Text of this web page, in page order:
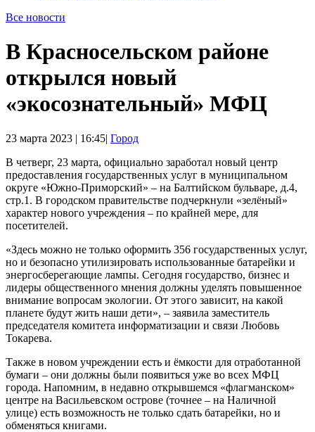
Все новости
В Красносельском районе
открылся новый
«экосознательный» МФЦ
23 марта 2023 | 16:45| Город
В четверг, 23 марта, официально заработал новый центр
предоставления государственных услуг в муниципальном
округе «Южно-Приморский» – на Балтийском бульваре, д.4,
стр.1. В городском правительстве подчеркнули «зелёный»
характер нового учреждения – по крайней мере, для
посетителей.
«Здесь можно не только оформить 356 государственных услуг,
но и безопасно утилизировать использованные батарейки и
энергосберегающие лампы. Сегодня государство, бизнес и
лидеры общественного мнения должны уделять повышенное
внимание вопросам экологии. От этого зависит, на какой
планете будут жить наши дети», – заявила заместитель
председателя комитета информатизации и связи Любовь
Токарева.
Также в новом учреждении есть и ёмкости для отработанной
бумаги – они должны были появиться уже во всех МФЦ
города. Напомним, в недавно открывшемся «флагманском»
центре на Васильевском острове (точнее – на Наличной
улице) есть возможность не только сдать батарейки, но и
обменяться книгами.